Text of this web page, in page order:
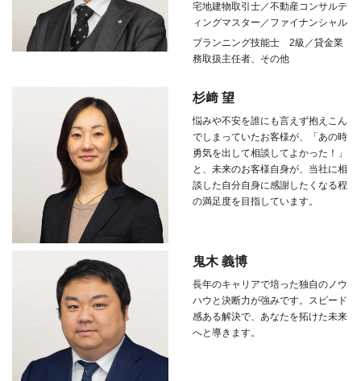
宅地建物取引士／不動産コンサルテ
ィングマスター／ファイナンシャル
プランニング技能士 2級／貸金業
務取扱主任者、その他
杉﨑 望
悩みや不安を誰にも言えず抱えこん
でしまっていたお客様が、「あの時
勇気を出して相談してよかった！」
と、未来のお客様自身が、当社に相
談した自分自身に感謝したくなる程
の満足度を目指しています。
鬼木 義博
長年のキャリアで培った独自のノウ
ハウと決断力が強みです。スピード
感ある解決で、あなたを拓けた未来
へと導きます。